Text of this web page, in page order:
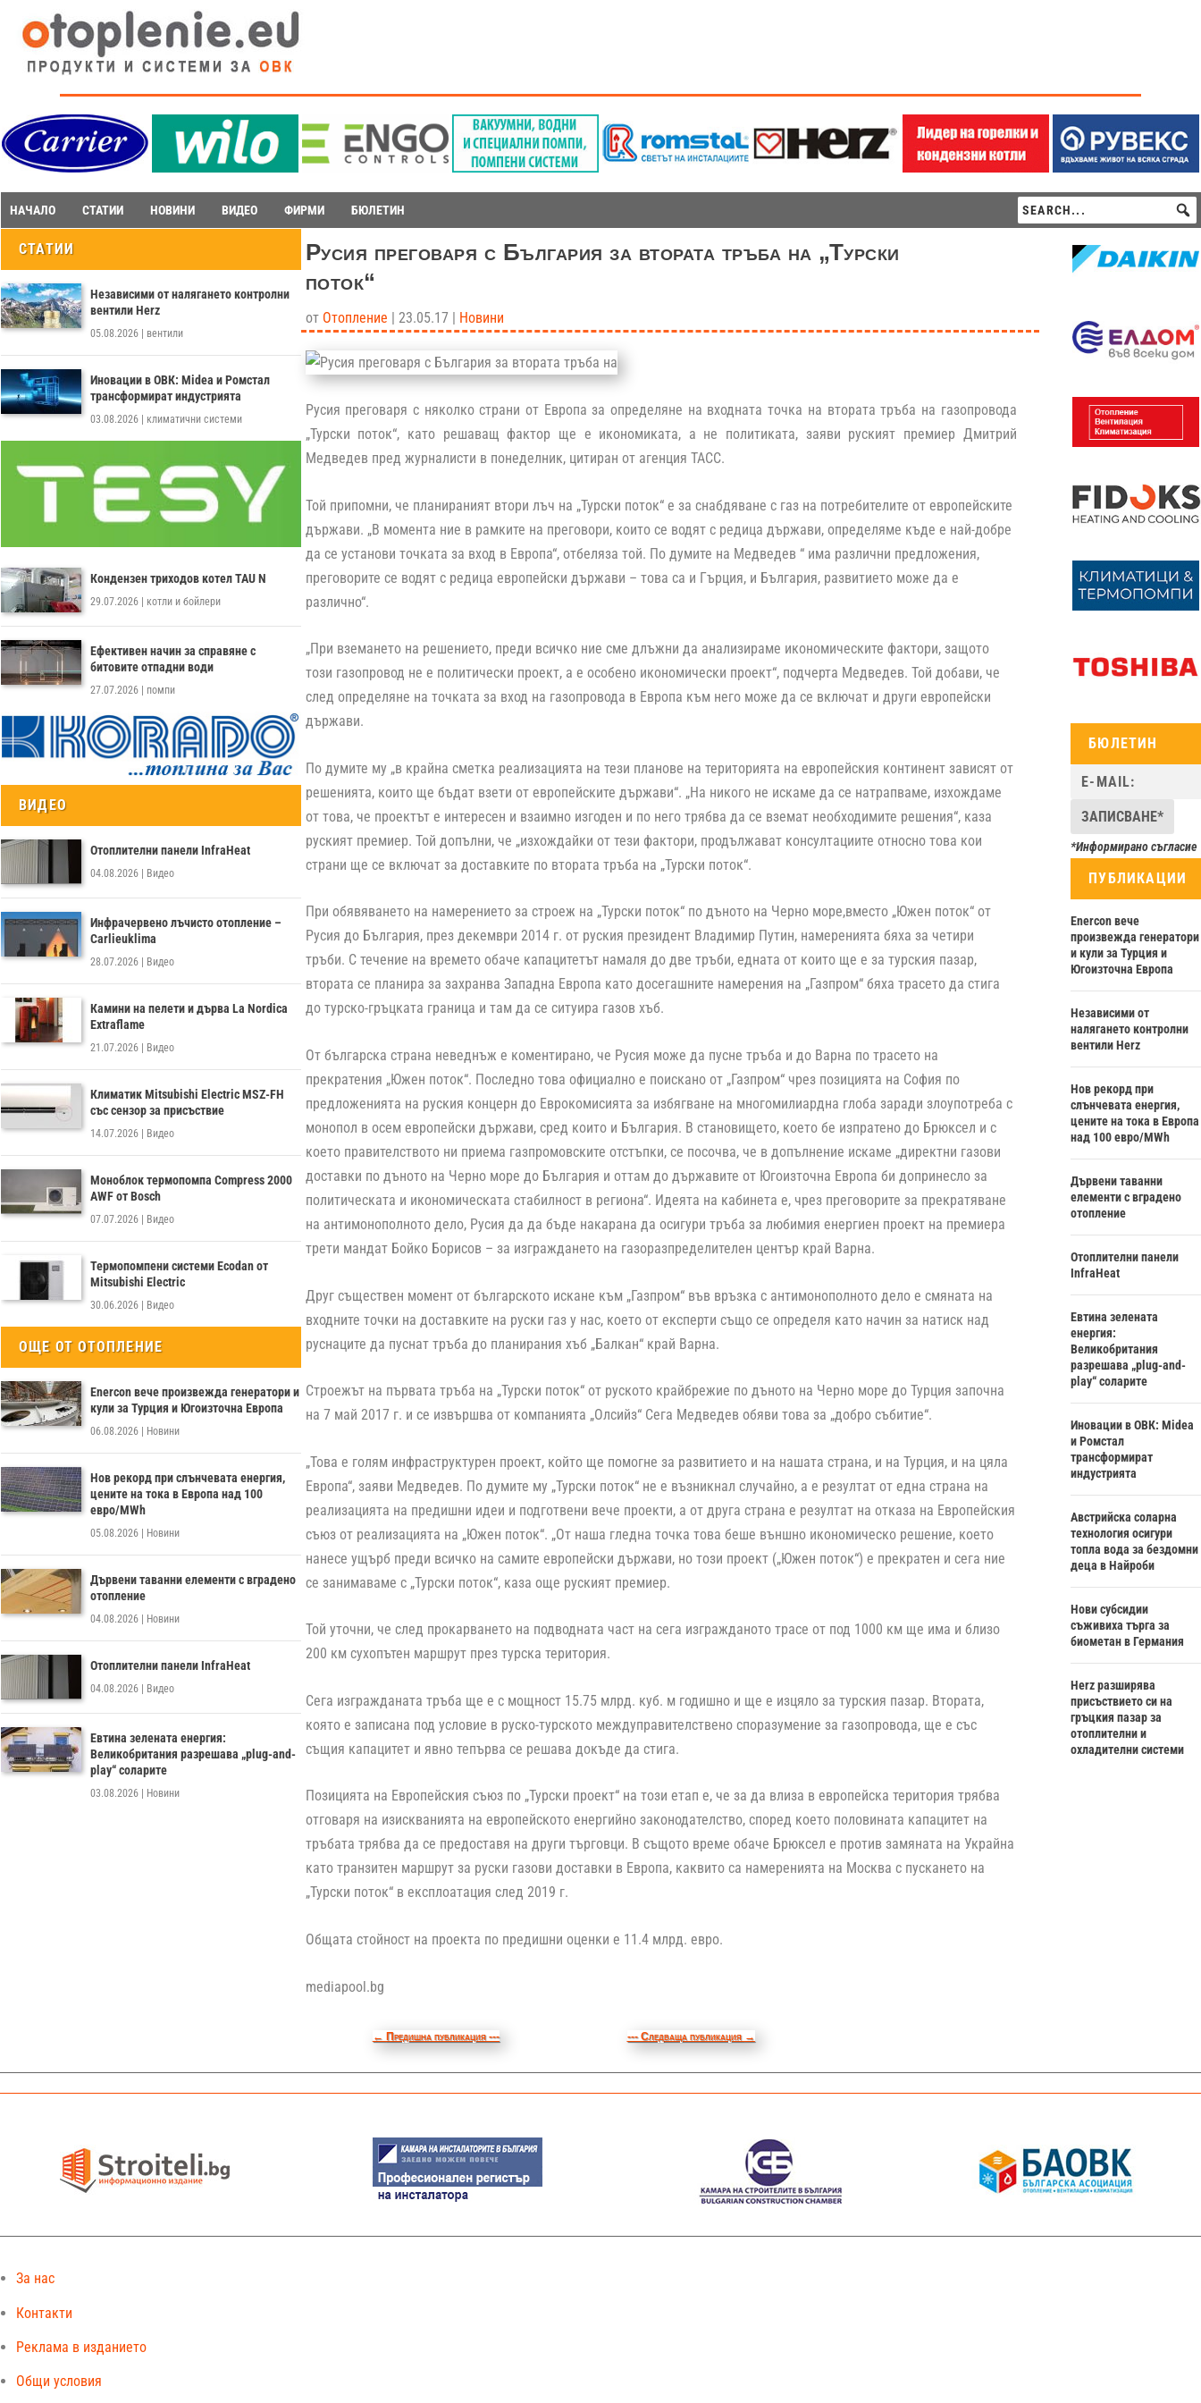
НАЧАЛО СТАТИИ НОВИНИ ВИДЕО ФИРМИ БЮЛЕТИН
СТАТИИ
Независими от налягането контролни
вентили Herz
05.08.2026 вентили
Иновации в ОВК: Midea и Ромстал
трансформират индустрията
03.08.2026 климатични системи
Кондензен триходов котел TAU N
29.07.2026 | котли и бойлери
Ефективен начин за справяне с
битовите отпадни води
27.07.2026 | помпи
ВИДЕО
Отоплителни панели InfraHeat
04.08.2026 Видео
Инфрачервено лъчисто отопление –
Carlieuklima
28.07.2026 Видео
Камини на пелети и дърва La Nordica
Extraflame
21.07.2026 Видео
Климатик Mitsubishi Electric MSZ-FH
със сензор за присъствие
14.07.2026 Видео
Моноблок термопомпа Compress 2000
AWF от Bosch
07.07.2026 Видео
Термопомпени системи Ecodan от
Mitsubishi Electric
30.06.2026 Видео
ОЩЕ ОТ ОТОПЛЕНИЕ
Enercon вече произвежда генератори и
кули за Турция и Югоизточна Европа
06.08.2026 Новини
Нов рекорд при слънчевата енергия,
цените на тока в Европа над 100
евро/MWh
05.08.2026 Новини
Дървени таванни елементи с вградено
отопление
04.08.2026 Новини
Отоплителни панели InfraHeat
04.08.2026 Видео
Евтина зелената енергия:
Великобритания разрешава „plug-and-
play“ соларите
03.08.2026 Новини
Русия преговаря с България за втората тръба на „Турски
поток“
от Отопление 23.05.17| Новини
Русия преговаря с няколко страни от Европа за определяне на входната точка на втората тръба на газопровода
„Турски поток“, като решаващ фактор ще е икономиката, а не политиката, заяви руският премиер Дмитрий
Медведев пред журналисти в понеделник, цитиран от агенция ТАСС.
Той припомни, че планираният втори лъч на „Турски поток“ е за снабдяване с газ на потребителите от европейските
държави. „В момента ние в рамките на преговори, които се водят с редица държави, определяме къде е най-добре
да се установи точката за вход в Европа“, отбеляза той. По думите на Медведев “ има различни предложения,
преговорите се водят с редица европейски държави – това са и Гърция, и България, развитието може да е
различно“.
„При вземането на решението, преди всичко ние сме длъжни да анализираме икономическите фактори, защото
този газопровод не е политически проект, а е особено икономически проект“, подчерта Медведев. Той добави, че
след определяне на точката за вход на газопровода в Европа към него може да се включат и други европейски
държави.
По думите му „в крайна сметка реализацията на тези планове на територията на европейския континент зависят от
решенията, които ще бъдат взети от европейските държави“. „На никого не искаме да се натрапваме, изхождаме
от това, че проектът е интересен и взаимно изгоден и по него трябва да се вземат необходимите решения“, каза
руският премиер. Той допълни, че „изхождайки от тези фактори, продължават консултациите относно това кои
страни ще се включат за доставките по втората тръба на „Турски поток“.
При обявяването на намерението за строеж на „Турски поток“ по дъното на Черно море,вместо „Южен поток“ от
Русия до България, през декември 2014 г. от руския президент Владимир Путин, намеренията бяха за четири
тръби. С течение на времето обаче капацитетът намаля до две тръби, едната от които ще е за турския пазар,
втората се планира за захранва Западна Европа като досегашните намерения на „Газпром“ бяха трасето да стига
до турско-гръцката граница и там да се ситуира газов хъб.
От българска страна неведнъж е коментирано, че Русия може да пусне тръба и до Варна по трасето на
прекратения „Южен поток“. Последно това официално е поискано от „Газпром“ чрез позицията на София по
предложенията на руския концерн до Еврокомисията за избягване на многомилиардна глоба заради злоупотреба с
монопол в осем европейски държави, сред които и България. В становището, което бе изпратено до Брюксел и с
което правителството ни приема газпромовските отстъпки, се посочва, че в допълнение искаме „директни газови
доставки по дъното на Черно море до България и оттам до държавите от Югоизточна Европа би допринесло за
политическата и икономическата стабилност в региона“. Идеята на кабинета е, чрез преговорите за прекратяване
на антимонополното дело, Русия да да бъде накарана да осигури тръба за любимия енергиен проект на премиера
трети мандат Бойко Борисов – за изграждането на газоразпределителен център край Варна.
Друг съществен момент от българското искане към „Газпром“ във връзка с антимонополното дело е смяната на
входните точки на доставките на руски газ у нас, което от експерти също се определя като начин за натиск над
руснаците да пуснат тръба до планирания хъб „Балкан“ край Варна.
Строежът на първата тръба на „Турски поток“ от руското крайбрежие по дъното на Черно море до Турция започна
на 7 май 2017 г. и се извършва от компанията „Олсийз“ Сега Медведев обяви това за „добро събитие“.
„Това е голям инфраструктурен проект, който ще помогне за развитието и на нашата страна, и на Турция, и на цяла
Европа“, заяви Медведев. По думите му „Турски поток“ не е възникнал случайно, а е резултат от една страна на
реализацията на предишни идеи и подготвени вече проекти, а от друга страна е резултат на отказа на Европейския
съюз от реализацията на „Южен поток“. „От наша гледна точка това беше външно икономическо решение, което
нанесе ущърб преди всичко на самите европейски държави, но този проект („Южен поток“) е прекратен и сега ние
се занимаваме с „Турски поток“, каза още руският премиер.
Той уточни, че след прокарването на подводната част на сега изгражданото трасе от под 1000 км ще има и близо
200 км сухопътен маршрут през турска територия.
Сега изгражданата тръба ще е с мощност 15.75 млрд. куб. м годишно и ще е изцяло за турския пазар. Втората,
която е записана под условие в руско-турското междуправителствено споразумение за газопровода, ще е със
същия капацитет и явно тепърва се решава докъде да стига.
Позицията на Европейския съюз по „Турски проект“ на този етап е, че за да влиза в европейска територия трябва
отговаря на изискванията на европейското енергийно законодателство, според което половината капацитет на
тръбата трябва да се предоставя на други търговци. В същото време обаче Брюксел е против замяната на Украйна
като транзитен маршрут за руски газови доставки в Европа, каквито са намеренията на Москва с пускането на
„Турски поток“ в експлоатация след 2019 г.
Общата стойност на проекта по предишни оценки е 11.4 млрд. евро.
mediapool.bg
БЮЛЕТИН
*Информирано съгласие
ПУБЛИКАЦИИ
Enercon вече
произвежда генератори
и кули за Турция и
Югоизточна Европа
Независими от
налягането контролни
вентили Herz
Нов рекорд при
слънчевата енергия,
цените на тока в Европа
над 100 евро/MWh
Дървени таванни
елементи с вградено
отопление
Отоплителни панели
InfraHeat
Евтина зелената
енергия:
Великобритания
разрешава „plug-and-
play“ соларите
Иновации в ОВК: Midea
и Ромстал
трансформират
индустрията
Австрийска соларна
технология осигури
топла вода за бездомни
деца в Найроби
Нови субсидии
съживиха търга за
биометан в Германия
Herz разширява
присъствието си на
гръцкия пазар за
отоплителни и
охладителни системи
← Предишна публикация --- --- Следваща публикация →
За нас
Контакти
Реклама в изданието
Общи условия